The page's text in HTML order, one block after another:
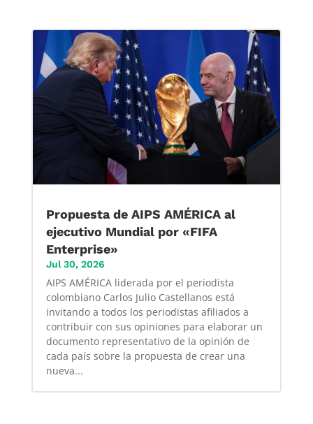
Propuesta de AIPS AMÉRICA al
ejecutivo Mundial por «FIFA
Enterprise»
Jul 30, 2026
AIPS AMÉRICA liderada por el periodista
colombiano Carlos Julio Castellanos está
invitando a todos los periodistas afiliados a
contribuir con sus opiniones para elaborar un
documento representativo de la opinión de
cada país sobre la propuesta de crear una
nueva...